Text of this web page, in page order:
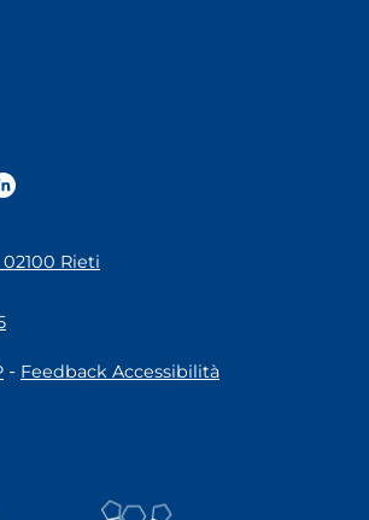
02100 Rieti
- Feedback Accessibilità